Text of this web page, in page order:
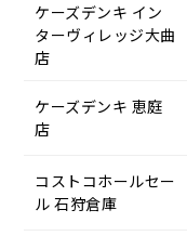
ケーズデンキ イン
ターヴィレッジ大曲
店
ケーズデンキ 恵庭
店
コストコホールセー
ル 石狩倉庫